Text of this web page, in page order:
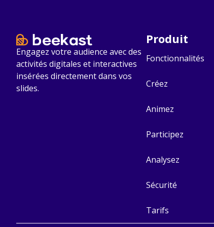
Engagez votre audience avec des
activités digitales et interactives
insérées directement dans vos
slides.
Produit
Fonctionnalités
Créez
Animez
Participez
Analysez
Sécurité
Tarifs